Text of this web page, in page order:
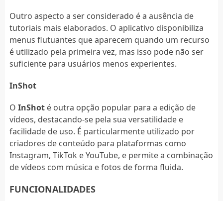
Outro aspecto a ser considerado é a ausência de
tutoriais mais elaborados. O aplicativo disponibiliza
menus flutuantes que aparecem quando um recurso
é utilizado pela primeira vez, mas isso pode não ser
suficiente para usuários menos experientes.
InShot
O InShoté outra opção popular para a edição de
vídeos, destacando-se pela sua versatilidade e
facilidade de uso. É particularmente utilizado por
criadores de conteúdo para plataformas como
Instagram, TikTok e YouTube, e permite a combinação
de vídeos com música e fotos de forma fluida.
FUNCIONALIDADES